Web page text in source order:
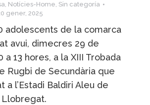
, Notícies-Home, Sin categoría
gener, 2025
adolescents de la comarca
avui, dimecres 29 de
a 13 hores, a la XIII Trobada
Rugbi de Secundària que
a l’Estadi Baldiri Aleu de
Llobregat.